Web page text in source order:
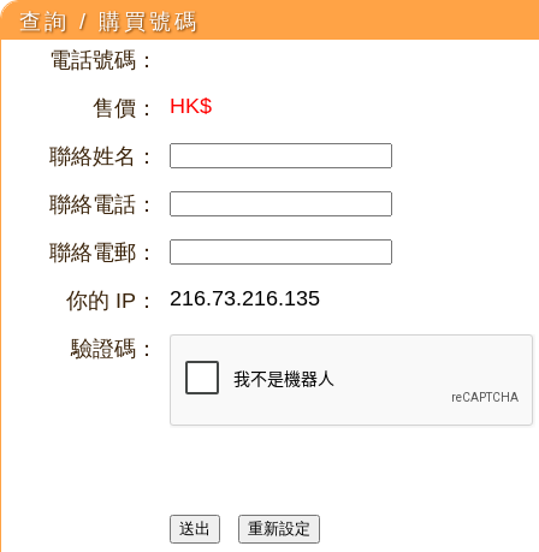
查詢 / 購買號碼
電話號碼：
售價：
HK$
聯絡姓名：
聯絡電話：
聯絡電郵：
你的 IP：
216.73.216.135
驗證碼：